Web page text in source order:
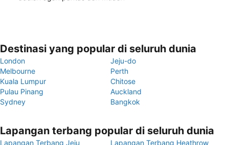
Destinasi yang popular di seluruh dunia
London
Jeju-do
Melbourne
Perth
Kuala Lumpur
Chitose
Pulau Pinang
Auckland
Sydney
Bangkok
Lapangan terbang popular di seluruh dunia
Lapangan Terbang Jeju Lapangan Terbang Heathrow